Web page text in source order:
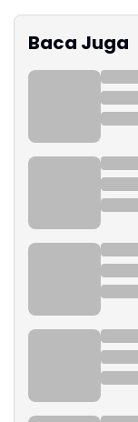
Baca Juga